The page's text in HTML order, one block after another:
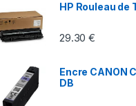
HP Rouleau de
29.30€
Encre CANON
DB